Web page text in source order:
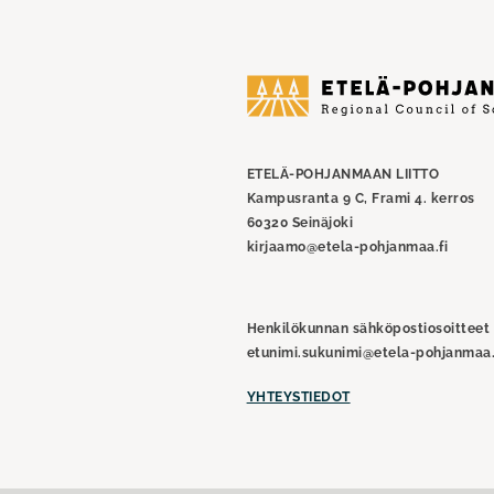
Etelä-
Pohjanmaan
ETELÄ-POHJANMAAN LIITTO
Kampusranta 9 C, Frami 4. kerros
60320 Seinäjoki
kirjaamo@etela-pohjanmaa.fi
Henkilökunnan sähköpostiosoitteet
etunimi.sukunimi@etela-
YHTEYSTIEDOT